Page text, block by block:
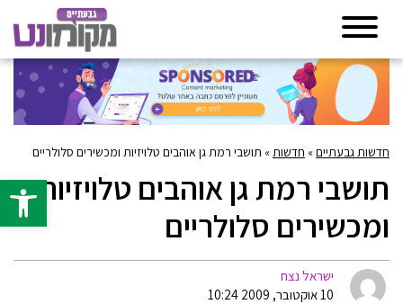
פתח
חדשות גבעתיים» חדשות » תושבי רמת גן אוהבים טלויזיות ומכשירים סלולריים
תושבי רמת גן אוהבים טלויזיות
ומכשירים סלולריים
ישראל נצח
10 אוקטובר, 2009 10:24